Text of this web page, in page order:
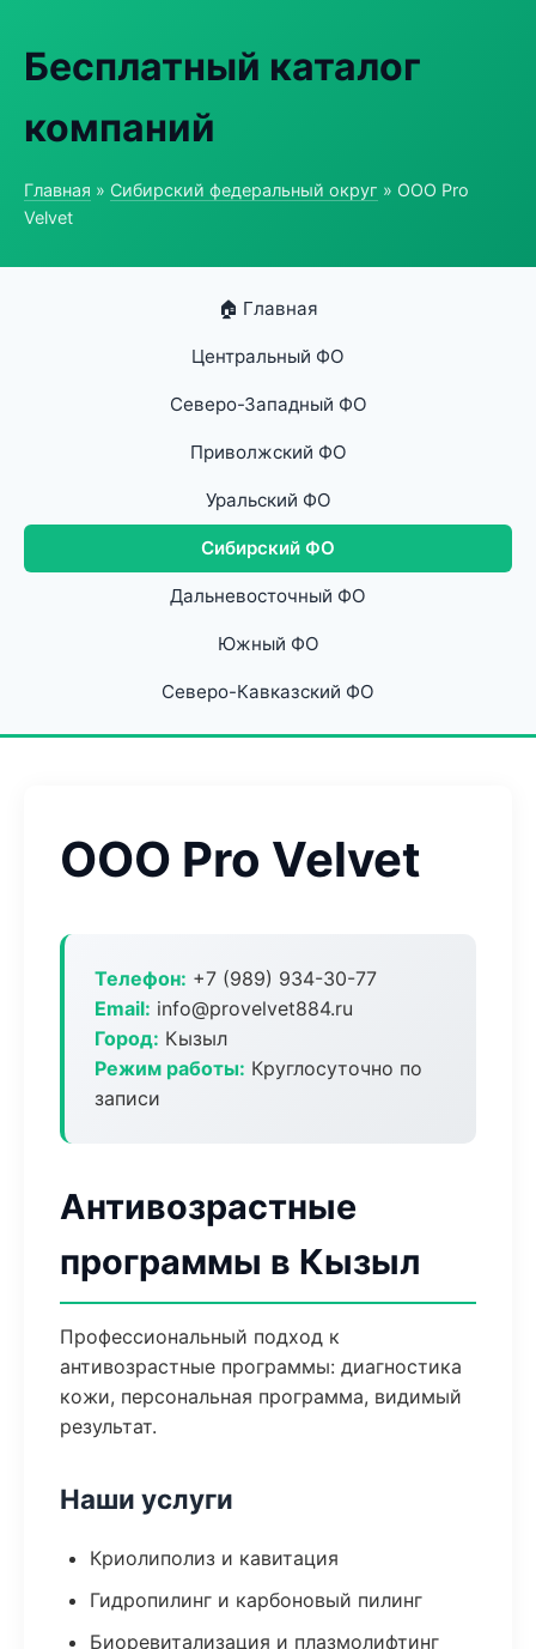
Бесплатный каталог
компаний
Главная » Сибирский федеральный округ » ООО Pro
Velvet
🏠 Главная
Центральный ФО
Северо-Западный ФО
Приволжский ФО
Уральский ФО
Сибирский ФО
Дальневосточный ФО
Южный ФО
Северо-Кавказский ФО
ООО Pro Velvet
Телефон: +7 (989) 934-30-77
Email: info@provelvet884.ru
Город: Кызыл
Режим работы: Круглосуточно по
записи
Антивозрастные
программы в Кызыл
Профессиональный подход к
антивозрастные программы: диагностика
кожи, персональная программа, видимый
результат.
Наши услуги
Криолиполиз и кавитация
Гидропилинг и карбоновый пилинг
Биоревитализация и плазмолифтинг